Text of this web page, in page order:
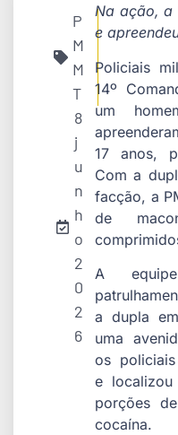
P
M
M
T
8
j
u
n
h
o
2
0
2
6
Na ação, a
e
Policiais
14º
um
17 anos,
Com a
facção, a
de
A
a dupla
uma
os
e
porções
cocaína.